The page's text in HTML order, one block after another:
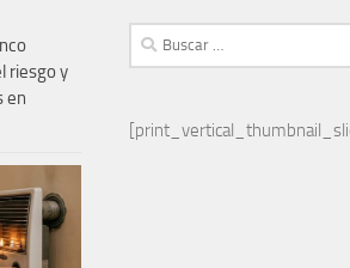
Buscar:
riesgo y
en